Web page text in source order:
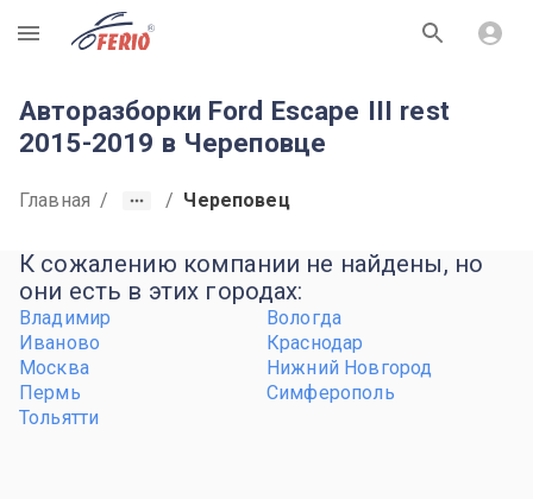
R
Авторазборки Ford Escape III rest
2015-2019 в Череповце
Главная / / Череповец
К сожалению компании не найдены, но
они есть в этих городах:
Владимир
Вологда
Иваново
Краснодар
Москва
Нижний Новгород
Пермь
Симферополь
Тольятти